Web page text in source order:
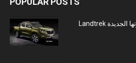
” ستافيم بيجو ” تطلق سيارتها الجديدة Landtrek